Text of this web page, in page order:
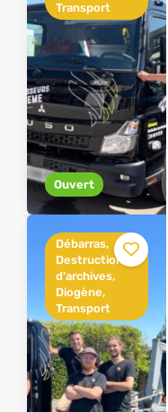
Ouvert
Transport
Débarras,
Destruction
d'archives,
Diogène,
Transport